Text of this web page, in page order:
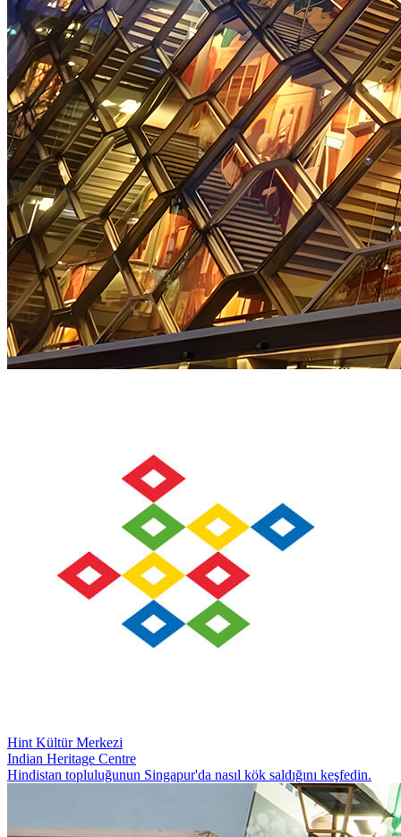
Hint Kültür Merkezi
Indian Heritage Centre
Hindistan topluluğunun Singapur'da nasıl kök saldığını keşfedin.